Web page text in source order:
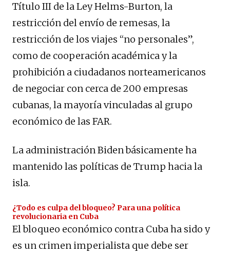
Título III de la Ley Helms-Burton, la
restricción del envío de remesas, la
restricción de los viajes “no personales”,
como de cooperación académica y la
prohibición a ciudadanos norteamericanos
de negociar con cerca de 200 empresas
cubanas, la mayoría vinculadas al grupo
económico de las FAR.
La administración Biden básicamente ha
mantenido las políticas de Trump hacia la
isla.
¿Todo es culpa del bloqueo? Para una política
revolucionaria en Cuba
El bloqueo económico contra Cuba ha sido y
es un crimen imperialista que debe ser